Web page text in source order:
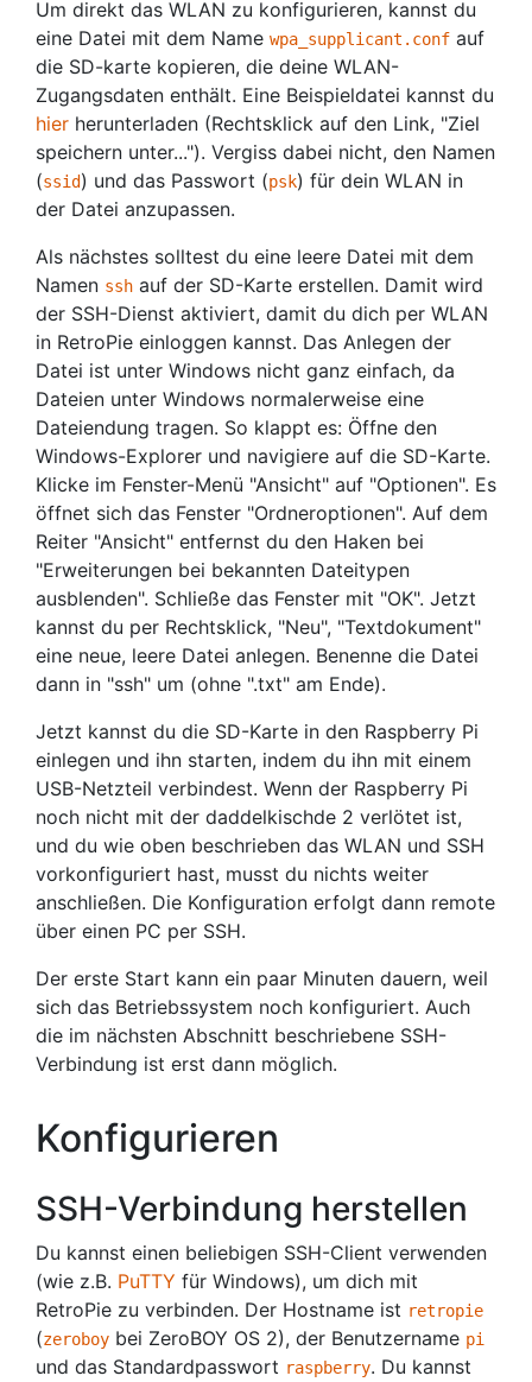
Um direkt das WLAN zu konfigurieren, kannst du
eine Datei mit dem Name wpa_supplicant.conf auf
die SD-karte kopieren, die deine WLAN-
Zugangsdaten enthält. Eine Beispieldatei kannst du
hier herunterladen (Rechtsklick auf den Link, "Ziel
speichern unter..."). Vergiss dabei nicht, den Namen
(ssid) und das Passwort (psk) für dein WLAN in
der Datei anzupassen.
Als nächstes solltest du eine leere Datei mit dem
Namen ssh auf der SD-Karte erstellen. Damit wird
der SSH-Dienst aktiviert, damit du dich per WLAN
in RetroPie einloggen kannst. Das Anlegen der
Datei ist unter Windows nicht ganz einfach, da
Dateien unter Windows normalerweise eine
Dateiendung tragen. So klappt es: Öffne den
Windows-Explorer und navigiere auf die SD-Karte.
Klicke im Fenster-Menü "Ansicht" auf "Optionen". Es
öffnet sich das Fenster "Ordneroptionen". Auf dem
Reiter "Ansicht" entfernst du den Haken bei
"Erweiterungen bei bekannten Dateitypen
ausblenden". Schließe das Fenster mit "OK". Jetzt
kannst du per Rechtsklick, "Neu", "Textdokument"
eine neue, leere Datei anlegen. Benenne die Datei
dann in "ssh" um (ohne ".txt" am Ende).
Jetzt kannst du die SD-Karte in den Raspberry Pi
einlegen und ihn starten, indem du ihn mit einem
USB-Netzteil verbindest. Wenn der Raspberry Pi
noch nicht mit der daddelkischde 2 verlötet ist,
und du wie oben beschrieben das WLAN und SSH
vorkonfiguriert hast, musst du nichts weiter
anschließen. Die Konfiguration erfolgt dann remote
über einen PC per SSH.
Der erste Start kann ein paar Minuten dauern, weil
sich das Betriebssystem noch konfiguriert. Auch
die im nächsten Abschnitt beschriebene SSH-
Verbindung ist erst dann möglich.
Konfigurieren
SSH-Verbindung herstellen
Du kannst einen beliebigen SSH-Client verwenden
(wie z.B. PuTTY für Windows), um dich mit
RetroPie zu verbinden. Der Hostname ist retropie
(zeroboy bei ZeroBOY OS 2), der Benutzername pi
und das Standardpasswort raspberry. Du kannst